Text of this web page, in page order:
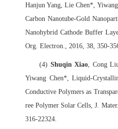
Hanjun Yang, Lie Chen*,
Carbon Nanotube-Gold
Nanohybrid Cathode Buffer
Org. Electron., 2016, 38, 350-
(4) Shuqin Xiao , Cong
Yiwang Chen*, Liquid-
Conductive Polymers as
ree Polymer Solar Cells, J.
316-22324.